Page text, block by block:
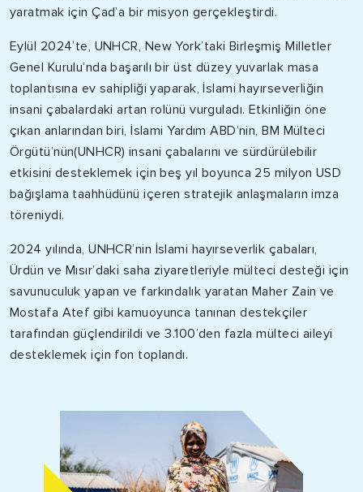
yaratmak için Çad’a bir misyon gerçekleştirdi.
Eylül 2024’te, UNHCR, New York’taki Birleşmiş Milletler
Genel Kurulu’nda başarılı bir üst düzey yuvarlak masa
toplantısına ev sahipliği yaparak, İslami hayırseverliğin
insani çabalardaki artan rolünü vurguladı. Etkinliğin öne
çıkan anlarından biri, İslami Yardım ABD’nin, BM Mülteci
Örgütü’nün(UNHCR) insani çabalarını ve sürdürülebilir
etkisini desteklemek için beş yıl boyunca 25 milyon USD
bağışlama taahhüdünü içeren stratejik anlaşmaların imza
töreniydi.
2024 yılında, UNHCR’nin İslami hayırseverlik çabaları,
Ürdün ve Mısır’daki saha ziyaretleriyle mülteci desteği için
savunuculuk yapan ve farkındalık yaratan Maher Zain ve
Mostafa Atef gibi kamuoyunca tanınan destekçiler
tarafından güçlendirildi ve 3.100’den fazla mülteci aileyi
desteklemek için fon toplandı.